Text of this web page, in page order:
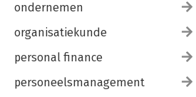
ondernemen
organisatiekunde
personal finance
personeelsmanagement